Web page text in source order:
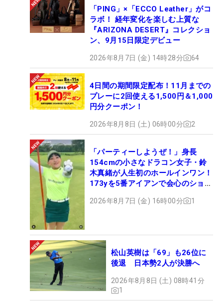
「PING」×「ECCO Leather」がコ
ラボ！ 経年変化を楽しむ上質な
『ARIZONA DESERT』コレクショ
ン、9月15日限定デビュー
2026年8月7日 (金) 14時28分 64
4日間の期間限定配布！11月までの
プレーに2回使える1,500円＆1,000
円分クーポン！
2026年8月8日 (土) 06時00分 2
「パーティーしようぜ！」身長
154cmの小さなドラコン女子・鈴
木真緒が人生初のホールインワン！
173yを5番アイアンで会心のショッ
2026年8月7日 (金) 16時00分 1
松山英樹は「69」も26位に
後退 日本勢2人が決勝へ
2026年8月8日 (土) 08時41分
1